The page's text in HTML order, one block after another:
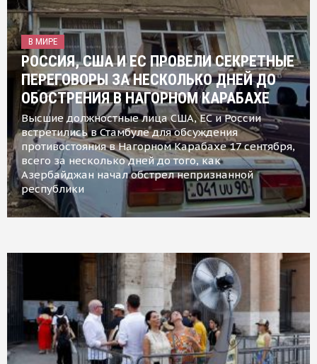
В МИРЕ
РОССИЯ, США И ЕС ПРОВЕЛИ СЕКРЕТНЫЕ
ПЕРЕГОВОРЫ ЗА НЕСКОЛЬКО ДНЕЙ ДО
ОБОСТРЕНИЯ В НАГОРНОМ КАРАБАХЕ
Высшие должностные лица США, ЕС и России
встретились в Стамбуле для обсуждения
противостояния в Нагорном Карабахе 17 сентября,
всего за несколько дней до того, как
Азербайджан начал обстрел непризнанной
республики